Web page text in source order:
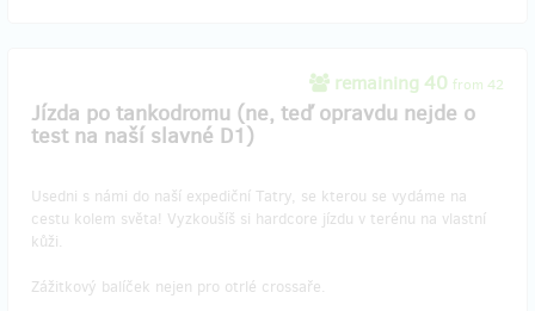
remaining 40 from 42
Jízda po tankodromu (ne, teď opravdu nejde o
test na naší slavné D1)
Usedni s námi do naší expediční Tatry, se kterou se vydáme na
cestu kolem světa! Vyzkoušíš si hardcore jízdu v terénu na vlastní
kůži.
Zážitkový balíček nejen pro otrlé crossaře.